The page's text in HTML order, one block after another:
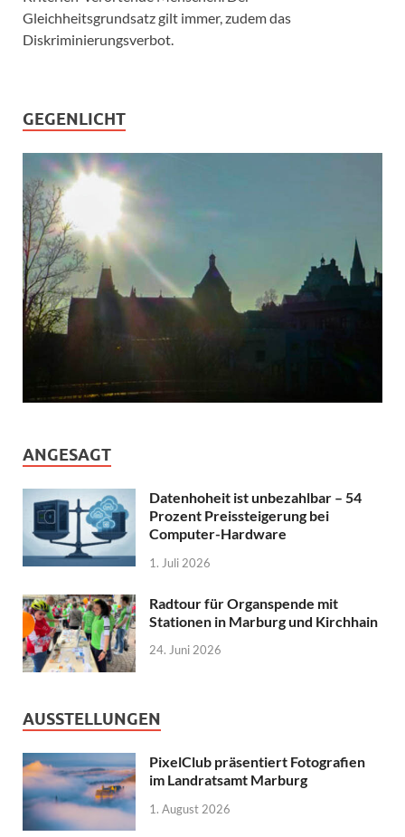
Gleichheitsgrundsatz gilt immer, zudem das
Diskriminierungsverbot.
GEGENLICHT
ANGESAGT
Datenhoheit ist unbezahlbar – 54
Prozent Preissteigerung bei
Computer-Hardware
1. Juli 2026
Radtour für Organspende mit
Stationen in Marburg und Kirchhain
24. Juni 2026
AUSSTELLUNGEN
PixelClub präsentiert Fotografien
im Landratsamt Marburg
1. August 2026